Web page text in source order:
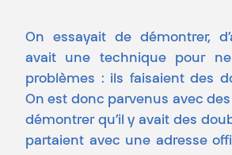
On essayait de démontrer,
avait une technique pour
problèmes : ils faisaient des
On est donc parvenus avec
démontrer qu’il y avait des
partaient avec une adresse